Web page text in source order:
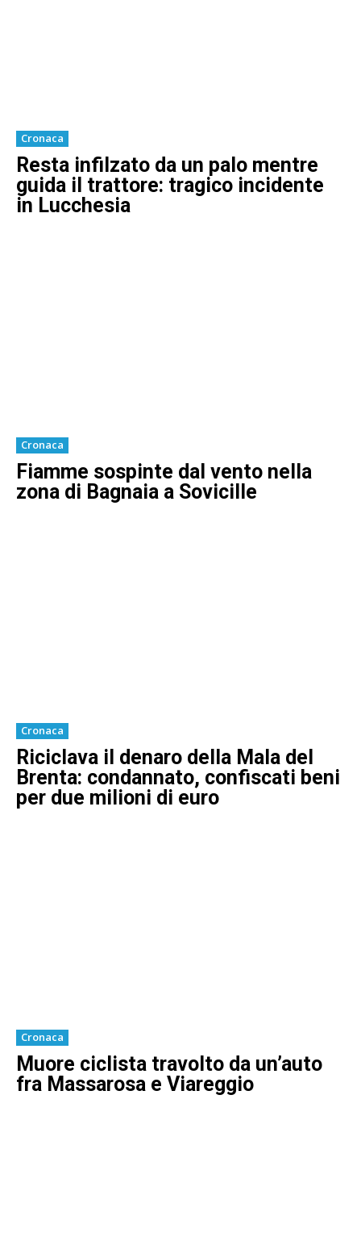
Cronaca
Resta infilzato da un palo mentre
guida il trattore: tragico incidente
in Lucchesia
Cronaca
Fiamme sospinte dal vento nella
zona di Bagnaia a Sovicille
Cronaca
Riciclava il denaro della Mala del
Brenta: condannato, confiscati beni
per due milioni di euro
Cronaca
Muore ciclista travolto da un’auto
fra Massarosa e Viareggio